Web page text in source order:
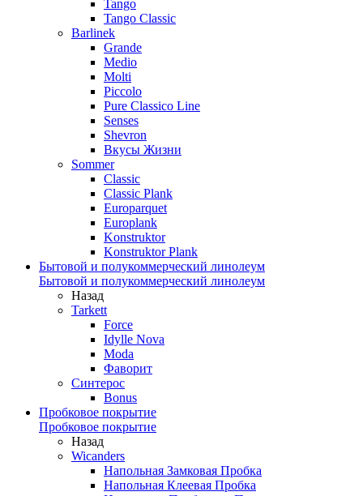
Tango
Tango Classic
Barlinek
Grande
Medio
Molti
Piccolo
Pure Classico Line
Senses
Shevron
Вкусы Жизни
Sommer
Classic
Classic Plank
Europarquet
Europlank
Konstruktor
Konstruktor Plank
Бытовой и полукоммерческий линолеум
Бытовой и полукоммерческий линолеум
Назад
Tarkett
Force
Idylle Nova
Moda
Фаворит
Синтерос
Bonus
Пробковое покрытие
Пробковое покрытие
Назад
Wicanders
Напольная Замковая Пробка
Напольная Клеевая Пробка